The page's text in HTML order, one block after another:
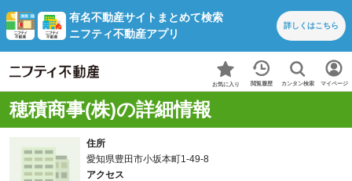
有名不動産サイトまとめて検索
ニフティ不動産アプリ
詳しくはこちら
お気に入り 閲覧履歴 カンタン検索 マイページ
穂積商事(株)の詳細情報
住所
愛知県豊田市小坂本町1-49-8
アクセス